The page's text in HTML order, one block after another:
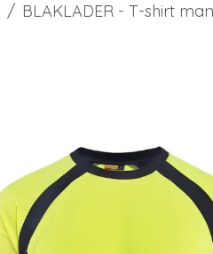
BLAKLADER - T-shirt